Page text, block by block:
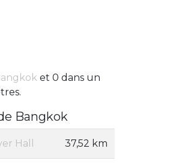
et 0 dans un
Bangkok
Hall 37,52 km